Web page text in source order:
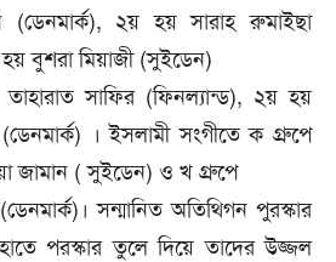
(ডেনমার্ক), ২য় হয় সারাহ রুমাইছা
বুশরা মিয়াজী (সুই‌ডেন)
সা‌ফির (ফিনল‌্যান্ড), ২য় হয়
। ইসলামী সং‌গী‌তে ক গ্রু‌পে
জামান ( সুই‌ডেন) ও খ গ্রু‌পে
সন্মা‌নিত অ‌তি‌থিগন পুরস্কার
হা‌তে পরস্কার তু‌লে দি‌য়ে ত‌া‌দের উজ্জল